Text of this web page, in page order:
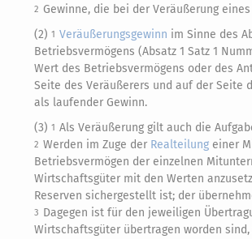
2 Gewinne, die bei der Veräußerung
(2) 1 Veräußerungsgewinn im Sinne des
Betriebsvermögens (Absatz 1 Satz 1
Wert des Betriebsvermögens oder des
Seite des Veräußerers und auf der Seite
als laufender Gewinn.
(3) 1 Als Veräußerung gilt auch die
2 Werden im Zuge der Realteilung einer
Betriebsvermögen der einzelnen
Wirtschaftsgüter mit den Werten
Reserven sichergestellt ist; der
3 Dagegen ist für den jeweiligen
Wirtschaftsgüter übertragen worden sind,